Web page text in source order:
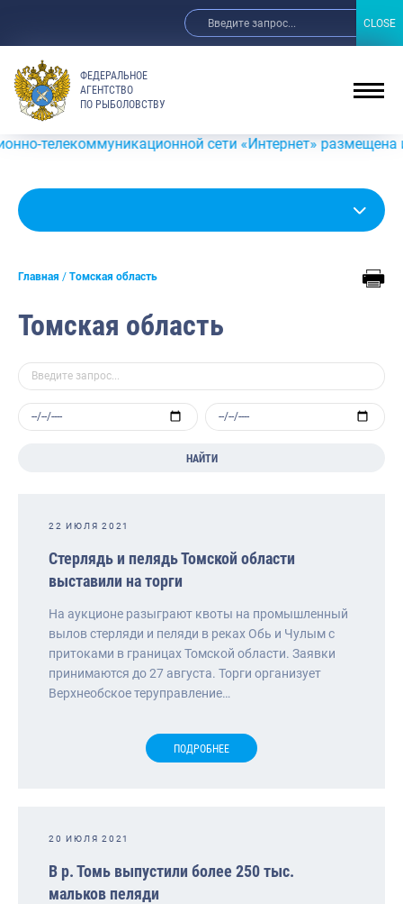
ФЕДЕРАЛЬНОЕ
АГЕНТСТВО
ПО РЫБОЛОВСТВУ
сети «Интернет» размещена
Главная Томская область
Томская область
НАЙТИ
22 ИЮЛЯ 2021
Стерлядь и пелядь Томской области
выставили на торги
На аукционе разыграют квоты на промышленный
вылов стерляди и пеляди в реках Обь и Чулым с
притоками в границах Томской области. Заявки
принимаются до 27 августа. Торги организует
Верхнеобское теруправление…
ПОДРОБНЕЕ
20 ИЮЛЯ 2021
В р. Томь выпустили более 250 тыс.
мальков пеляди
CLOSE
CLOSE